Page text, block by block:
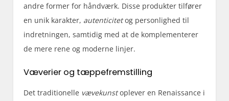
andre former for håndværk. Disse produkter tilfører
en unik karakter, autenticitetog personlighed til
indretningen, samtidig med at de komplementerer
de mere rene og moderne linjer.
Væverier og tæppefremstilling
Det traditionelle vævekunstoplever en Renaissance i